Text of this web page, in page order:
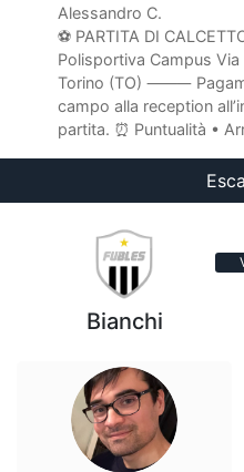
Alessandro C.
⚽️ PARTITA DI
Polisportiva Campus
Torino (TO) ⸻
campo alla reception
partita. ⏰ Puntualità •
Bianchi